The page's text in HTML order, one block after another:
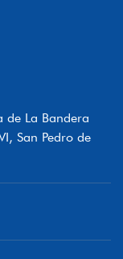
de La Bandera
San Pedro de